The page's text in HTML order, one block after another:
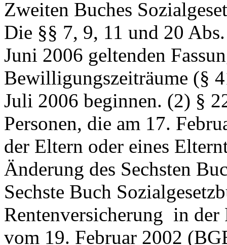
Zweiten Buches
Die §§ 7, 9, 11 und 20
Juni 2006 geltenden
Bewilligungszeiträume (§
Juli 2006 beginnen. (2) §
Personen, die am 17.
der Eltern oder eines
Änderung des Sechsten
Sechste Buch
Rentenversicherung ­ in der
vom 19. Februar 2002